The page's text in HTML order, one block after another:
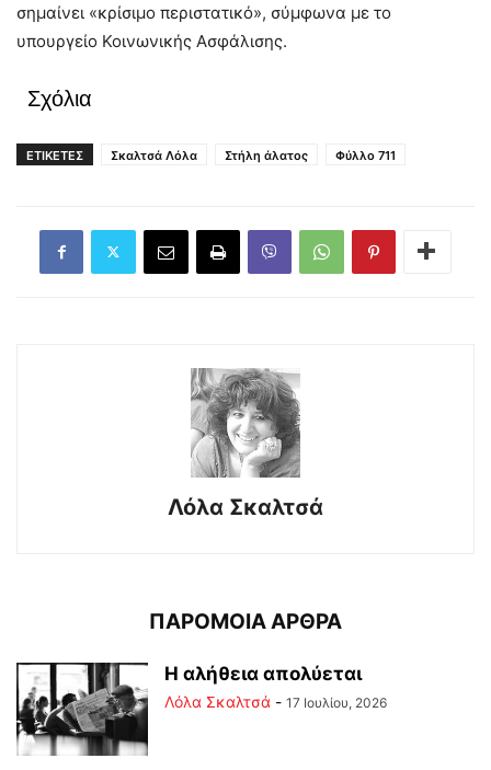
σημαίνει «κρίσιμο περιστατικό», σύμφωνα με το
υπουργείο Κοινωνικής Ασφάλισης.
Σχόλια
ΕΤΙΚΕΤΕΣ Σκαλτσά Λόλα Στήλη άλατος Φύλλο 711
Λόλα Σκαλτσά
ΠΑΡΟΜΟΙΑ ΑΡΘΡΑ
Η αλήθεια απολύεται
Λόλα Σκαλτσά - 17 Ιουλίου, 2026